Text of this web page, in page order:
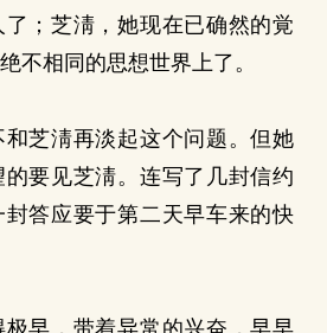
；芝淸，她现在已确然的覚
不相同的思想世界上了。
芝淸再淡起这个问题。但她
要见芝淸。连写了几封信约
答应要于第二天早车来的快
早，带着异常的兴奋，早早